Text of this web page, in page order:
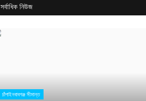
সর্বাধিক নিউজ
চাঁপাইনবাবগঞ্জ সীমান্ত